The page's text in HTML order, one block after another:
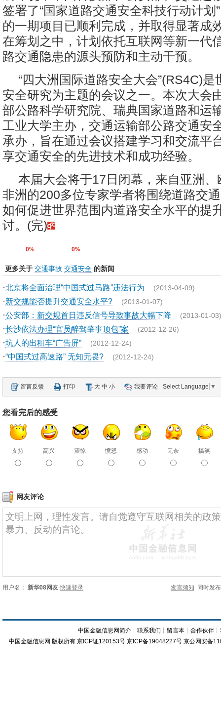
签署了“国家道路交通安全科技行动计划
的一期项目已顺利完成，并取得显著成
在筹划之中，计划依托互联网等新一代
路交通隐患的源头预防和主动干预。
“四大洲国际道路安全大会”(RS4C)
安全研究为主题的会议之一。本次大会
部公路科学研究院、瑞典国家道路和运
工业大学主办，交通运输部公路交通安
承办，旨在通过会议搭建学习和交流平
享交通安全的先进技术和成功经验。
本届大会将于17日闭幕，来自亚洲
非洲的200多位专家学者将围绕道路交
如何促进世界范围内道路安全水平的提
讨。(完)
0% 0%
更多关于 交通事故 交通安全 的新闻
·北京将全面治理“中国式过马路”违法行为 (2013-04-09)
·新交规能否提升交通安全水平? (2013-01-07)
·公安部：新交规首日违反信号导致事故大幅下降 (2013-01-03)
·长沙依法办理“官员醉驾肇事顶包”案 (2012-12-26)
·坑人的出租车“广告屏” (2012-12-24)
·“中国式过高速路” 无知无畏? (2012-12-24)
留言反馈 打印 大 中 小 我要评论 Select Language ▼
您看完后的感受
支持 高兴 震惊 愤怒 感动 无奈 搞笑
网友评论
用户名： 新华08网友 快速登录 发言须知 同时发
中国金融信息网简介 ┊联系我们 ┊ 留言本 ┊合作伙伴 ┊
中国金融信息网 版权所有 京ICP证120153号 京ICP备19048227号 京公网安备